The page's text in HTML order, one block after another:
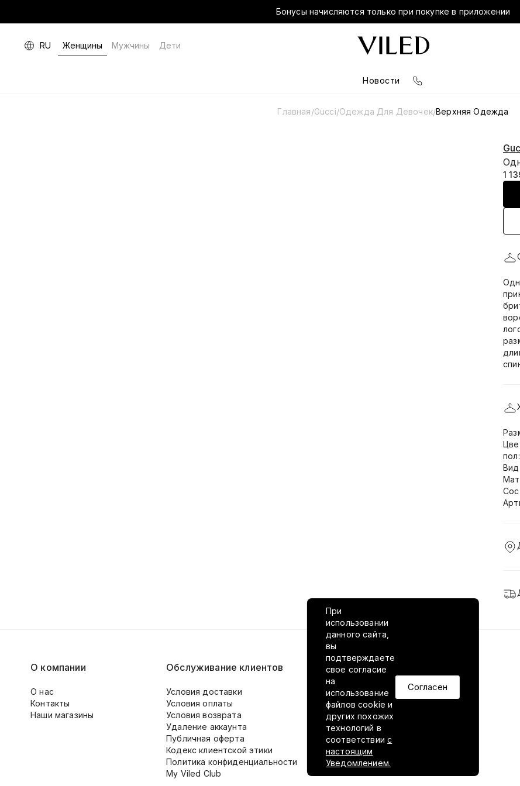
Бонусы начисляются только при покупке в приложении
RU Женщины Мужчины Дети
Новости
Главная/Gucci/Одежда Для Девочек/Верхняя Одежда
1
Вид
При
использовании
данного сайта,
вы
подтверждаете
свое согласие
на
использование
файлов cookie и
других похожих
технологий в
соответствиис
настоящим
Уведомлением.
Согласен
О компании
О нас
Контакты
Наши магазины
Обслуживание клиентов
Условия доставки
Условия оплаты
Условия возврата
Удаление аккаунта
Публичная оферта
Кодекс клиентской этики
Политика конфиденциальности
My Viled Club
VILED в соцсетях